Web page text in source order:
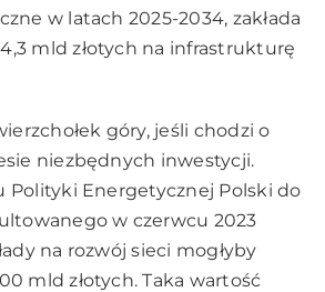
w latach 2025-2034, zakłada
mld złotych na infrastrukturę
góry, jeśli chodzi o
niezbędnych inwestycji.
Polityki Energetycznej Polski do
w czerwcu 2023
na rozwój sieci mogłyby
mld złotych. Taka wartość